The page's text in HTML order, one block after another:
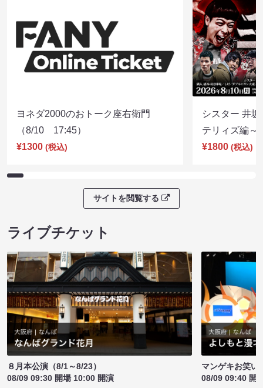
ヨネダ2000のおトーク座右衛門
（8/10 17:45）
¥1300 (税込)
シスター 井
テリィズ編
¥1800 (税込)
サイトを閲覧する
ライブチケット
８月本公演（8/1～8/23）
08/09 09:30 開場 10:00 開演
マンゲキお笑い
08/09 09:40 開